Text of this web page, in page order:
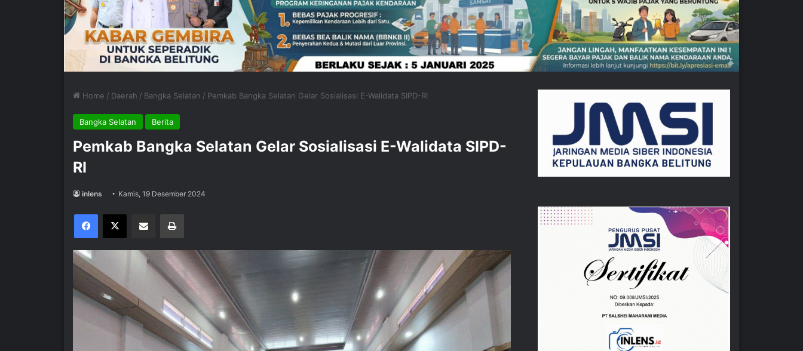
Home / Daerah / Bangka Selatan / Pemkab Bangka Selatan Gelar Sosialisasi E-Walidata SIPD-RI
Bangka Selatan Berita
Pemkab Bangka Selatan Gelar Sosialisasi E-Walidata SIPD-
RI
inlens Kamis, 19 Desember 2024
Facebook
X Share via Email Print